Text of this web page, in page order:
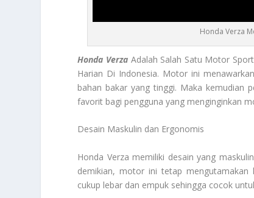
Honda Verza
Honda VerzaAdalah Salah Satu Motor
Harian Di Indonesia. Motor ini
bahan bakar yang tinggi. Maka kemudian
favorit bagi pengguna yang menginginkan
Desain Maskulin dan Ergonomis
Honda Verza memiliki desain yang
demikian, motor ini tetap mengutamakan
cukup lebar dan empuk sehingga cocok